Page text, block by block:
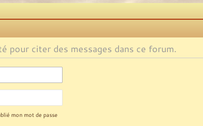
pour citer des messages dans ce forum.
mon mot de passe